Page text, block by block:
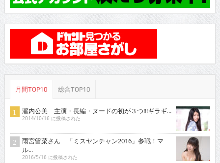
月間TOP10 総合TOP10
瀧内公美 主演・長編・ヌードの初が３つ!!!ギラギ...
2014/10/16 に投稿された
雨宮留菜さん 「ミスヤンチャン2016」参戦！マ
ル...
2016/5/16 に投稿された